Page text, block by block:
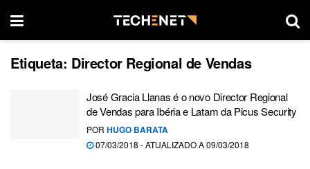
Etiqueta: Director Regional de Vendas
José Gracia Llanas é o novo Director Regional
de Vendas para Ibéria e Latam da Picus Security
POR HUGO BARATA
07/03/2018 - ATUALIZADO A 09/03/2018